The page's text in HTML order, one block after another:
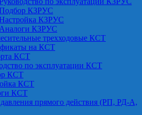
КЗРУС
КЗРУС
Аналоги КЗРУС
трехходовые КСТ
на КСТ
КСТ
по эксплуатации КСТ
КСТ
КСТ
КСТ
прямого действия (РП, РД-А,